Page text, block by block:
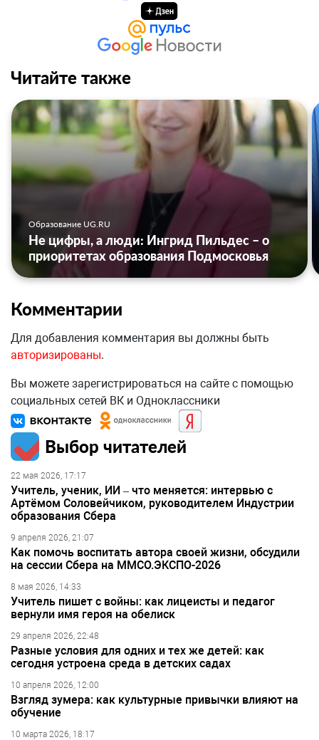
Читайте также
Образование UG.RU
Не цифры, а люди: Ингрид Пильдес – о
приоритетах образования Подмосковья
Комментарии
Для добавления комментария вы должны быть
авторизированы.
Вы можете зарегистрироваться на сайте с помощью
социальных сетей ВК и Одноклассники
Выбор читателей
22 мая 2026, 17:17
Учитель, ученик, ИИ – что меняется: интервью с
Артёмом Соловейчиком, руководителем Индустрии
образования Сбера
9 апреля 2026, 21:07
Как помочь воспитать автора своей жизни, обсудили
на сессии Сбера на ММСО.ЭКСПО-2026
8 мая 2026, 14:33
Учитель пишет с войны: как лицеисты и педагог
вернули имя героя на обелиск
29 апреля 2026, 22:48
Разные условия для одних и тех же детей: как
сегодня устроена среда в детских садах
10 апреля 2026, 12:00
Взгляд зумера: как культурные привычки влияют на
обучение
10 марта 2026, 18:17